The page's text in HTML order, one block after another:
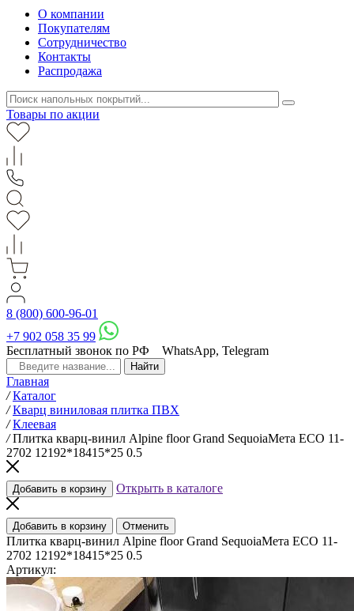
О компании
Покупателям
Сотрудничество
Контакты
Распродажа
Товары по акции
8 (800) 600-96-01
+7 902 058 35 99
Бесплатный звонок по РФ
WhatsApp, Telegram
Главная
/ Каталог
/ Кварц виниловая плитка ПВХ
/ Клеевая
/ Плитка кварц-винил Alpine floor Grand SequoiaМета ECO 11-
2702 12192*18415*25 0.5
Добавить в корзину Открыть в каталоге
Добавить в корзину Отменить
Плитка кварц-винил Alpine floor Grand SequoiaМета ECO 11-
2702 12192*18415*25 0.5
Артикул: